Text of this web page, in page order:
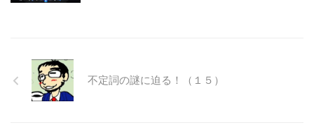
不定詞の謎に迫る！（１５）